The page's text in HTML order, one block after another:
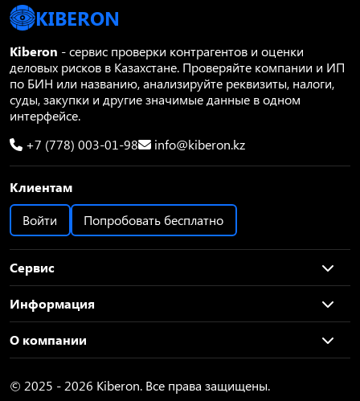
KIBERON
Kiberon - сервис проверки контрагентов и оценки
деловых рисков в Казахстане. Проверяйте компании и ИП
по БИН или названию, анализируйте реквизиты, налоги,
суды, закупки и другие значимые данные в одном
интерфейсе.
+7 (778) 003-01-98
info@kiberon.kz
Клиентам
Войти
Попробовать бесплатно
Сервис
Информация
О компании
© 2025 - 2026 Kiberon. Все права защищены.